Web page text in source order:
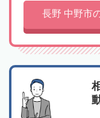
長野 中野市